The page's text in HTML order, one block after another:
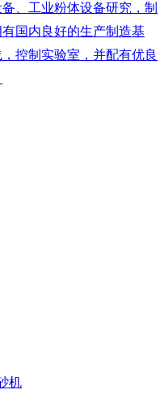
、工业粉体设备研究，制
国内良好的生产制造基
控制实验室，并配有优良